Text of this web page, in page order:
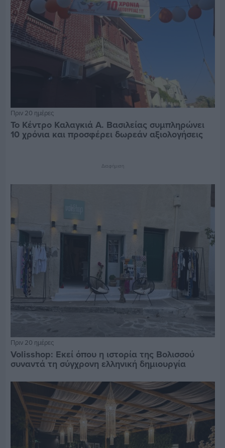
Πριν 20 ημέρες
Το Κέντρο Καλαγκιά Α. Βασιλείας συμπληρώνει
10 χρόνια και προσφέρει δωρεάν αξιολογήσεις
Διαφήμιση
Πριν 20 ημέρες
Volisshop: Εκεί όπου η ιστορία της Βολισσού
συναντά τη σύγχρονη ελληνική δημιουργία